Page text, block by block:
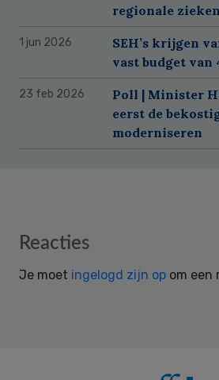
regionale
1 jun 2026
SEH’s krijgen
vast budget van
23 feb 2026
Poll | Minister
eerst de
moderniseren
Reader
Reacties
Je moet ingelogd zijn op om een